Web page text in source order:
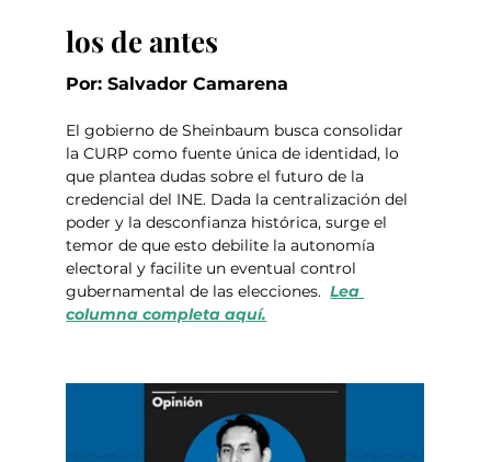
los de antes
Por: Salvador Camarena
El gobierno de Sheinbaum busca consolidar
la CURP como fuente única de identidad, lo
que plantea dudas sobre el futuro de la
credencial del INE. Dada la centralización del
poder y la desconfianza histórica, surge el
temor de que esto debilite la autonomía
electoral y facilite un eventual control
gubernamental de las elecciones. Lea
columna completa aquí.